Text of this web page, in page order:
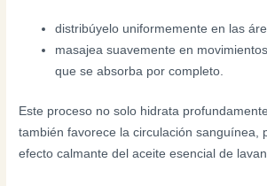
distribúyelo uniformemente en las
masajea suavemente en
que se absorba por completo.
Este proceso no solo hidrata
también favorece la circulación sanguínea,
efecto calmante del aceite esencial de